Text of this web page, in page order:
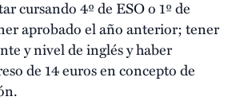
cursando 4º de ESO o 1º de
aprobado el año anterior; tener
y nivel de inglés y haber
de 14 euros en concepto de